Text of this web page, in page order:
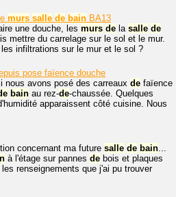
murs salle de bain BA13
une douche, les murs de la salle de
mettre du carrelage sur le sol et le mur.
infiltrations sur le mur et le sol ?
pose faïence douche
nous avons posé des carreaux de faïence
bain au rez-de-chaussée. Quelques
apparaissent côté cuisine. Nous
concernant ma future salle de bain...
à l'étage sur pannes de bois et plaques
les renseignements que j'ai pu trouver